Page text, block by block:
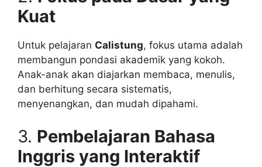
Kuat
Untuk pelajaran Calistung, fokus utama adalah
membangun pondasi akademik yang kokoh.
Anak-anak akan diajarkan membaca, menulis,
dan berhitung secara sistematis,
menyenangkan, dan mudah dipahami.
3. Pembelajaran Bahasa
Inggris yang Interaktif